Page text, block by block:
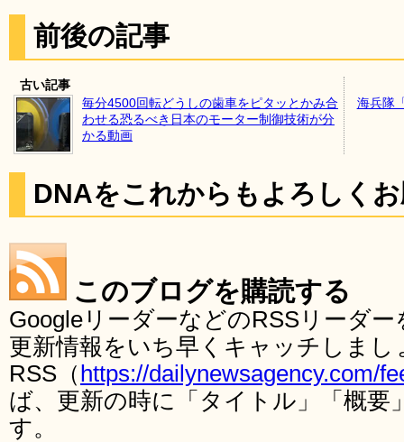
前後の記事
古い記事
毎分4500回転どうしの歯車をピタッとかみ合
わせる恐るべき日本のモーター制御技術が分
かる動画
海兵隊
DNAをこれからもよろしく
このブログを購読する
GoogleリーダーなどのRSSリーダ
更新情報をいち早くキャッチしま
RSS（ https://dailynewsagency.com/
ば、更新の時に「タイトル」「概要
す。